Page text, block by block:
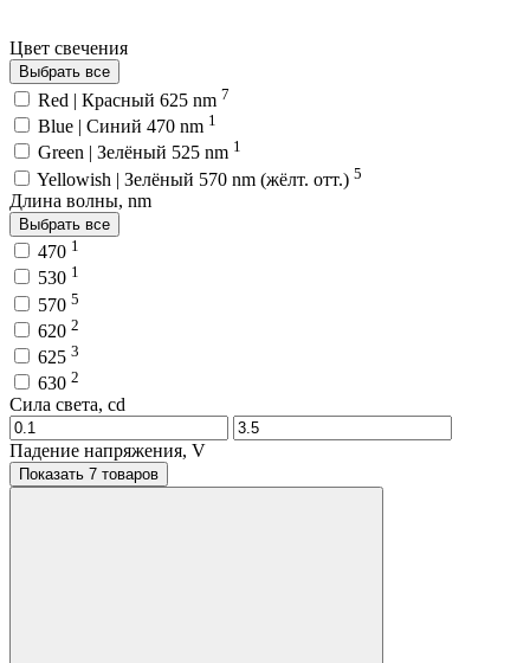
Цвет свечения
Выбрать все
Red | Красный 625 nm 7
Blue | Синий 470 nm 1
Green | Зелёный 525 nm 1
Yellowish | Зелёный 570 nm (жёлт. отт.) 5
Длина волны, nm
Выбрать все
470 1
530 1
570 5
620 2
625 3
630 2
Сила света, cd
Падение напряжения, V
Показать 7 товаров